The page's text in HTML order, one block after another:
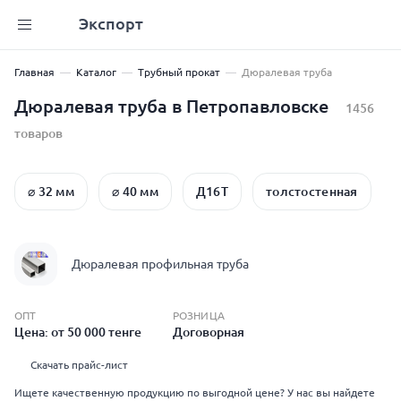
Экспорт
Главная Каталог Трубный прокат Дюралевая труба
Дюралевая труба в Петропавловске
1456
товаров
⌀ 32 мм ⌀ 40 мм Д16Т толстостенная
Дюралевая профильная труба
ОПТ
Цена: от 50 000 тенге
РОЗНИЦА
Договорная
Скачать прайс-лист
Ищете качественную продукцию по выгодной цене? У нас вы найдете